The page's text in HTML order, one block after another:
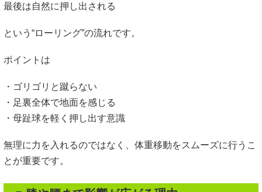
最後は自然に押し出される
という“ローリング”の流れです。
ポイントは
・ゴリゴリと蹴らない
・足裏全体で地面を感じる
・母趾球を軽く押し出す意識
無理に力を入れるのではなく、体重移動をスムーズに行うこ
とが重要です。